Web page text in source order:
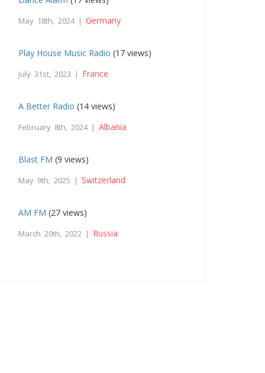
May 18th, 2024 | Germany
Play House Music Radio (17 views)
July 31st, 2023 | France
A Better Radio (14 views)
February 8th, 2024 |Albania
Blast FM (9 views)
May 9th, 2025 | Switzerland
AM FM (27 views)
March 20th, 2022 | Russia